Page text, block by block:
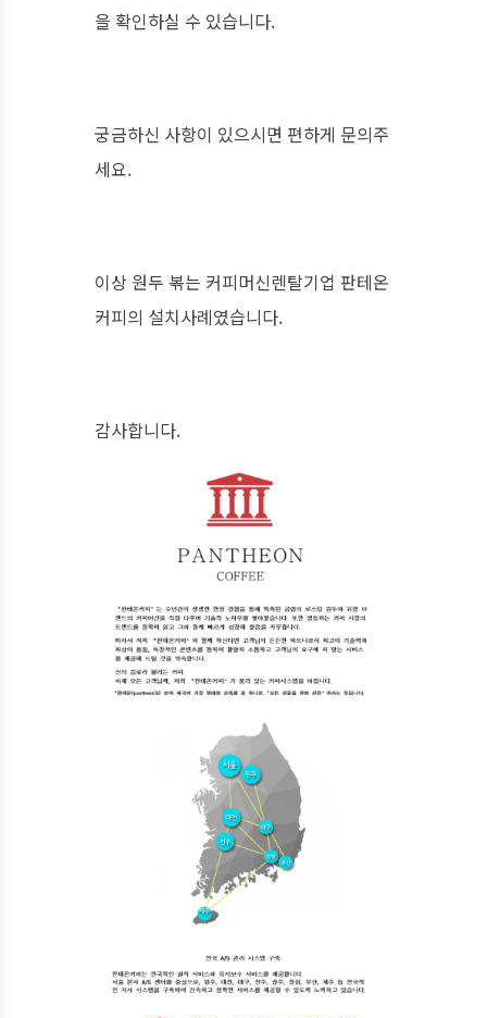
을 확인하실 수 있습니다.
궁금하신 사항이 있으시면 편하게 문의주
세요.
이상 원두 볶는 커피머신렌탈기업 판테온
커피의 설치사례였습니다.
감사합니다.